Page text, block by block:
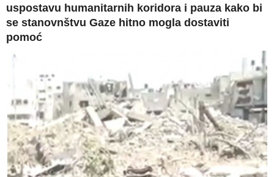
uspostavu humanitarnih koridora i pauza kako bi
se stanovnštvu Gaze hitno mogla dostaviti
pomoć